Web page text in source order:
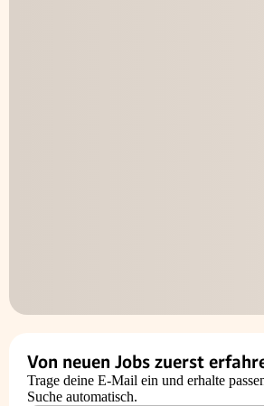
Von neuen Jobs zuerst
Trage deine E-Mail ein und erhalte
Suche automatisch.